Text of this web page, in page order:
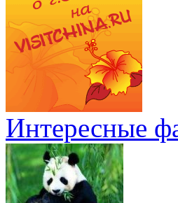
Интересные